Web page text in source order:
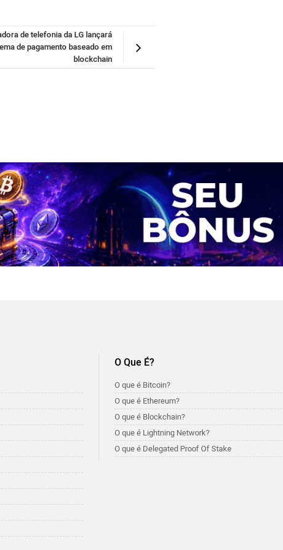
de telefonia da LG lançará
de pagamento baseado em
blockchain
O Que É?
O que é Bitcoin?
O que é Ethereum?
O que é Blockchain?
O que é Lightning Network?
O que é Delegated Proof Of Stake